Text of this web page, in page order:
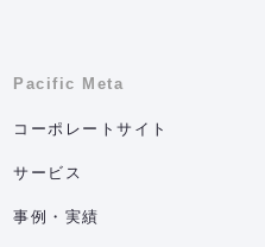
Pacific Meta
コーポレートサイト
サービス
事例・実績